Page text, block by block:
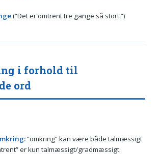
(“Det er omtrent tre gange så stort.”)
i forhold til
ord
“omkring” kan være både talmæssigt
er kun talmæssigt/gradmæssigt.